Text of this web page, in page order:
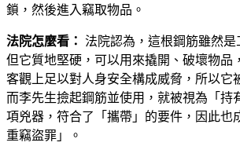
鎖，然後進入竊取物品。
法院怎麼看： 法院認為，這根鋼筋雖然是
但它質地堅硬，可以用來撬開、破壞物品
客觀上足以對人身安全構成威脅，所以它
而李先生撿起鋼筋並使用，就被視為「持
項兇器，符合了「攜帶」的要件，因此也
重竊盜罪」。